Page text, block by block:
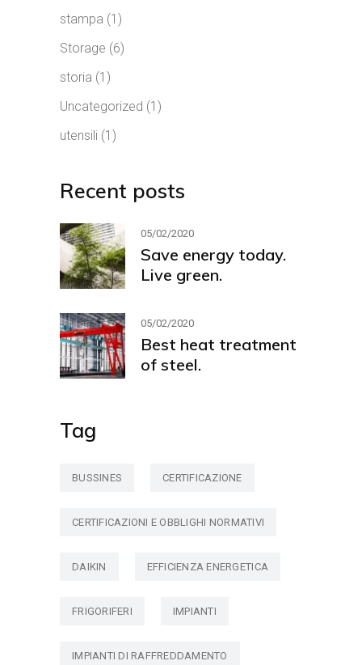
stampa (1)
Storage (6)
storia (1)
Uncategorized (1)
utensili (1)
Recent posts
05/02/2020
Save energy today.
Live green.
05/02/2020
Best heat treatment
of steel.
Tag
BUSSINES CERTIFICAZIONE
CERTIFICAZIONI E OBBLIGHI NORMATIVI
DAIKIN EFFICIENZA ENERGETICA
FRIGORIFERI IMPIANTI
IMPIANTI DI RAFFREDDAMENTO